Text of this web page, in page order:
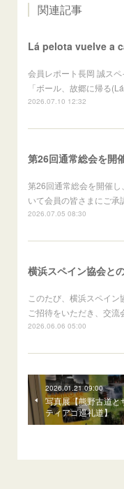
関連記事
Lá pelota vuelve a
会員レポート長岡 誠ス
「ボール、故郷に帰る
2026.07.10 12:32
第26回通常総会を開
第26回通常総会を開催
いて会員の皆さまにご承
2026.07.05 08:30
横浜スペイン協会と
このたび、横浜スペイン
ご招待をいただき、交流
2026.06.06 05:00
2026.01.21 09:00
写真展【熊野古道と
ティアゴ巡礼道】